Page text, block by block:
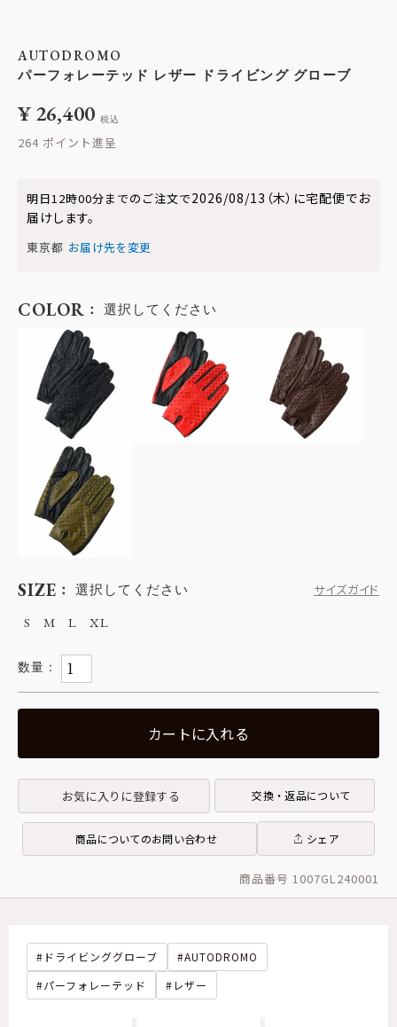
AUTODROMO
パーフォレーテッド レザー ドライビング グローブ
¥26,400 税込
264
明日12時00分までのご注文で2026/08/13（木） に宅配便でお
届けします。
東京都 お届け先を変更
SIZE 選択してください
サイズガイド
S
M L XL
COLOR 選択してください
カートに入れる
お気に入りに登録する 交換・返品について
商品についてのお問い合わせ シェア
商品番号 1007GL240001
ドライビンググローブ
AUTODROMO
パーフォレーテッド
レザー